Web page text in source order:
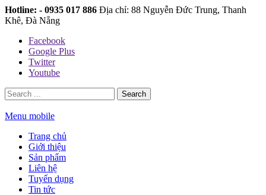
Hotline: - 0935 017 886 Địa chỉ: 88 Nguyễn Đức Trung, Thanh
Khê, Đà Nẵng
Facebook
Google Plus
Twitter
Youtube
Search
Menu mobile
Trang chủ
Giới thiệu
Sản phẩm
Liên hệ
Tuyển dụng
Tin tức